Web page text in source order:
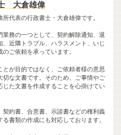
大倉雄偉
代表の行政書士・大倉雄偉です。
務の一つとして、契約解除通知、退
近隣トラブル、ハラスメント、いじ
ご依頼を承っています。
が目的ではなく、ご依頼者様の意思
切な文書です。そのため、ご事情やご
た文書を作成することを心掛けてい
契約書、合意書、示談書などの権利義
書類の作成にも対応しております。